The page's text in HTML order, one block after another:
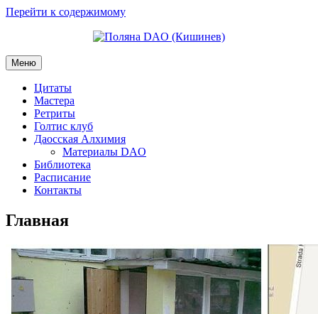
Перейти к содержимому
Меню
Цитаты
Мастера
Ретриты
Голтис клуб
Даосская Алхимия
Материалы DAO
Библиотека
Расписание
Контакты
Главная